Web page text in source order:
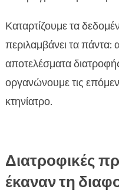
Καταρτίζουμε τα
περιλαμβάνει τα πάντα:
αποτελέσματα
οργανώνουμε τις
κτηνίατρο.
Διατροφικές
έκαναν τη